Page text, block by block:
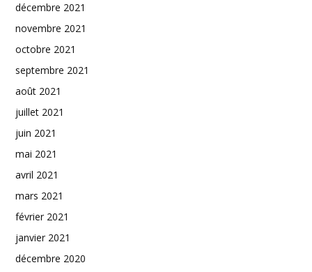
décembre 2021
novembre 2021
octobre 2021
septembre 2021
août 2021
juillet 2021
juin 2021
mai 2021
avril 2021
mars 2021
février 2021
janvier 2021
décembre 2020